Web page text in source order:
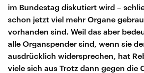
im Bundestag diskutiert wird –
schon jetzt viel mehr Organe
vorhanden sind. Weil das aber
alle Organspender sind, wenn sie
ausdrücklich widersprechen, hat
viele sich aus Trotz dann gegen die